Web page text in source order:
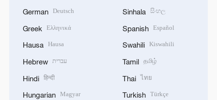
German Deutsch
Greek Ελληνικά
Hausa Hausa
Hebrew עברית
Hindi हिन्दी
Hungarian Magyar
Sinhala සිංහල
Spanish Español
Swahili Kiswahili
Tamil தமிழ்
Thai ไทย
Turkish Türkçe